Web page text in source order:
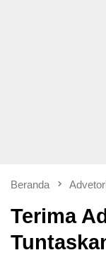
Beranda
Terima